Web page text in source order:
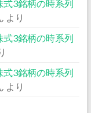
式3銘柄の時系列
より
式3銘柄の時系列
式3銘柄の時系列
より